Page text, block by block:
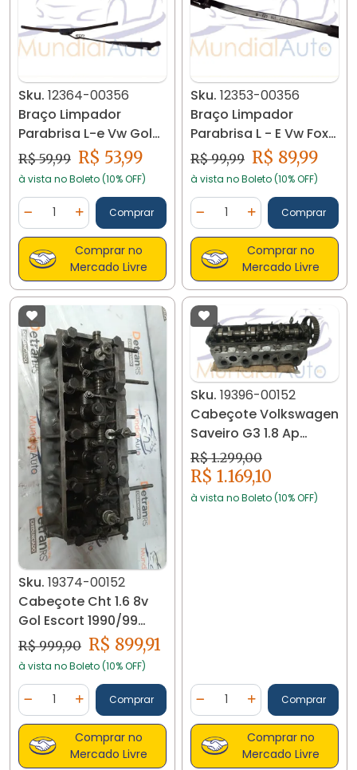
Sku. 12364-00356
Braço Limpador
Parabrisa L-e Vw Gol
G2 Bola 12364
R$ 59,99 R$ 53,99
à vista no Boleto (10% OFF)
Diminuir Quantidade
Quantidade
Adicionar Quantidade
Comprar
Comprar no
Mercado Livre
Sku. 12353-00356
Braço Limpador
Parabrisa L - E Vw Fox
5z0955409 12353
R$ 99,99 R$ 89,99
à vista no Boleto (10% OFF)
Diminuir Quantidade
Quantidade
AdicionarComprar
Comprar no
Mercado Livre
Sku. 19374-00152
Cabeçote Cht 1.6 8v
Gol Escort 1990/99
19374
R$ 999,90 R$ 899,91
à vista no Boleto (10% OFF)
Diminuir Quantidade
Quantidade
Adicionar Quantidade
Comprar
Comprar no
Mercado Livre
Sku. 19396-00152
Cabeçote Volkswagen
Saveiro G3 1.8 Ap
R$ 1.299,00
R$ 1.169,10
à vista no Boleto (10% OFF)
Diminuir Quantidade
Quantidade
AdicionarComprar
Comprar no
Mercado Livre